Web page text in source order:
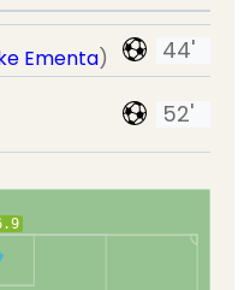
44'
Ementa)
52'